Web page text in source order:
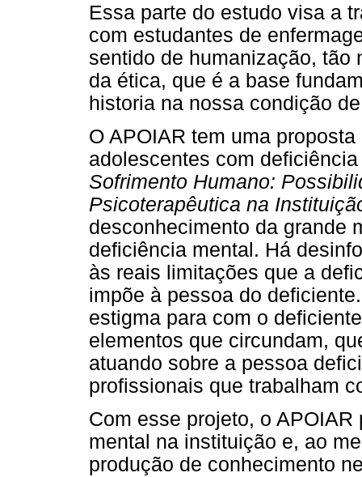
Essa parte do estudo visa a
com estudantes de
sentido de humanização, tão
da ética, que é a base
historia na nossa condição de
O APOIAR tem uma
adolescentes com
Sofrimento Humano:
Psicoterapêutica na
desconhecimento da grande
deficiência mental. Há
às reais limitações que a
impõe à pessoa do
estigma para com o
elementos que circundam,
atuando sobre a pessoa
profissionais que trabalham
Com esse projeto, o
mental na instituição e, ao
produção de conhecimento